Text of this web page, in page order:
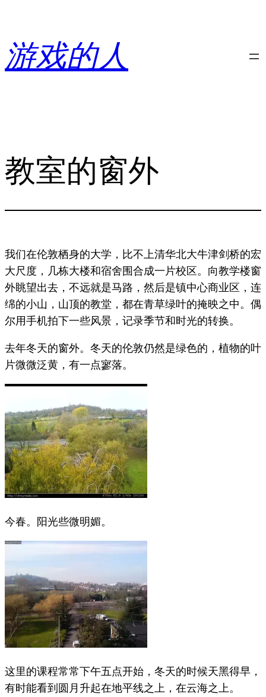
内
容
游戏的人
教室的窗外
我们在伦敦栖身的大学，比不上清华北大牛津剑桥的宏
大尺度，几栋大楼和宿舍围合成一片校区。向教学楼窗
外眺望出去，不远就是马路，然后是镇中心商业区，连
绵的小山，山顶的教堂，都在青草绿叶的掩映之中。偶
尔用手机拍下一些风景，记录季节和时光的转换。
去年冬天的窗外。冬天的伦敦仍然是绿色的，植物的叶
片微微泛黄，有一点寥落。
今春。阳光些微明媚。
这里的课程常常下午五点开始，冬天的时候天黑得早，
有时能看到圆月升起在地平线之上，在云海之上。